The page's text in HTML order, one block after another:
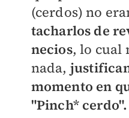
(cerdos) no
tacharlos de
necios, lo cual
nada,
momento en
"Pinch* cerdo".